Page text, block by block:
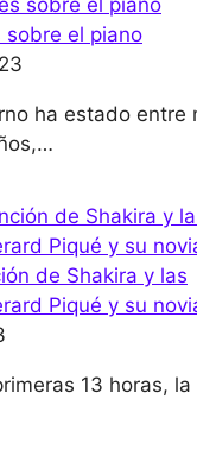
el piano
ha estado entre
de Shakira y las
Piqué y su
13 horas, la